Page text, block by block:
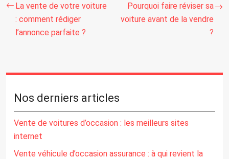
La vente de votre voiture
: comment rédiger
l’annonce parfaite ?
Pourquoi faire réviser sa
voiture avant de la vendre
?
Nos derniers articles
Vente de voitures d’occasion : les meilleurs sites
internet
Vente véhicule d’occasion assurance : à qui revient la